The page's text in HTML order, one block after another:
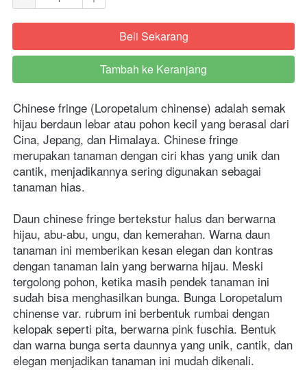
`Beli Sekarang
`
Tambah ke Keranjang
Chinese fringe (Loropetalum chinense) adalah semak
hijau berdaun lebar atau pohon kecil yang berasal dari
Cina, Jepang, dan Himalaya. Chinese fringe
merupakan tanaman dengan ciri khas yang unik dan
cantik, menjadikannya sering digunakan sebagai
tanaman hias.
Daun chinese fringe bertekstur halus dan berwarna
hijau, abu-abu, ungu, dan kemerahan. Warna daun
tanaman ini memberikan kesan elegan dan kontras
dengan tanaman lain yang berwarna hijau. Meski
tergolong pohon, ketika masih pendek tanaman ini
sudah bisa menghasilkan bunga. Bunga Loropetalum
chinense var. rubrum ini berbentuk rumbai dengan
kelopak seperti pita, berwarna pink fuschia. Bentuk
dan warna bunga serta daunnya yang unik, cantik, dan
elegan menjadikan tanaman ini mudah dikenali.